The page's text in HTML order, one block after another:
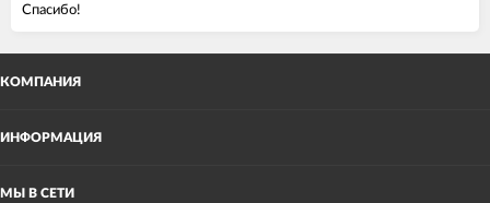
Спасибо!
КОМПАНИЯ
ИНФОРМАЦИЯ
МЫ В СЕТИ